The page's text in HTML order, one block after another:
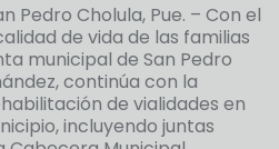
Pedro Cholula, Pue. – Con el
de vida de las familias
municipal de San Pedro
continúa con la
de vialidades en
incluyendo juntas